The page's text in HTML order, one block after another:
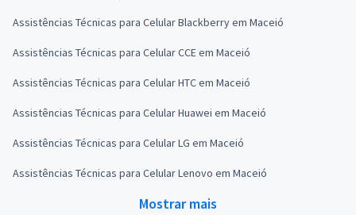
Assistências Técnicas para Celular Blackberry em Maceió
Assistências Técnicas para Celular CCE em Maceió
Assistências Técnicas para Celular HTC em Maceió
Assistências Técnicas para Celular Huawei em Maceió
Assistências Técnicas para Celular LG em Maceió
Assistências Técnicas para Celular Lenovo em Maceió
Mostrar mais